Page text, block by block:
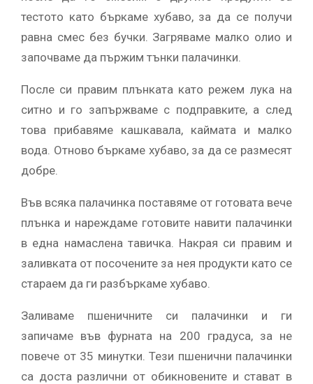
тестото като бъркаме хубаво, за да се получи
равна смес без бучки. Загряваме малко олио и
започваме да пържим тънки палачинки.
После си правим плънката като режем лука на
ситно и го запържваме с подправките, а след
това прибавяме кашкавала, каймата и малко
вода. Отново бъркаме хубаво, за да се размесят
добре.
Във всяка палачинка поставяме от готовата вече
плънка и нареждаме готовите навити палачинки
в една намаслена тавичка. Накрая си правим и
заливката от посочените за нея продукти като се
стараем да ги разбъркаме хубаво.
Заливаме пшеничните си палачинки и ги
запичаме във фурната на 200 градуса, за не
повече от 35 минутки. Тези пшенични палачинки
са доста различни от обикновените и стават в